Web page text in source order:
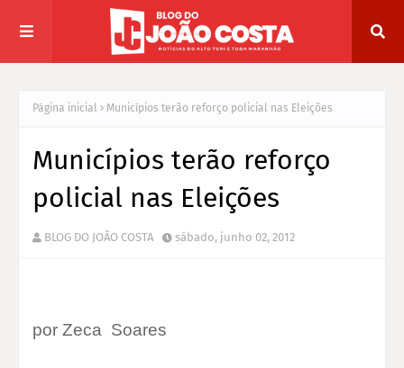
Página inicial Municípios terão reforço policial nas Eleições
Municípios terão reforço
policial nas Eleições
BLOG DO JOÃO COSTA sábado, junho 02, 2012
por Zeca Soares